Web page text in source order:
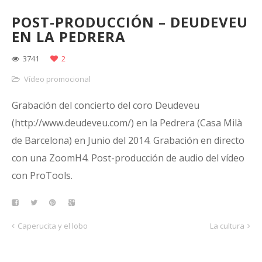
POST-PRODUCCIÓN – DEUDEVEU
EN LA PEDRERA
3741
2
Vídeo promocional
Grabación del concierto del coro Deudeveu
(http://www.deudeveu.com/) en la Pedrera (Casa Milà
de Barcelona) en Junio del 2014. Grabación en directo
con una ZoomH4. Post-producción de audio del vídeo
con ProTools.
Caperucita y el lobo La cultura